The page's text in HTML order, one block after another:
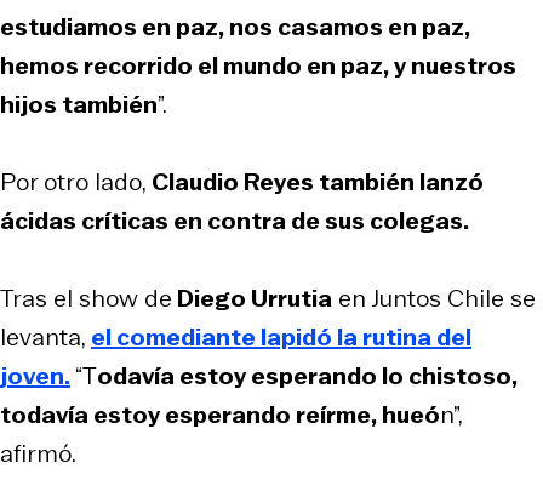
estudiamos en paz, nos casamos en paz,
hemos recorrido el mundo en paz, y nuestros
hijos también”.
Por otro lado, Claudio Reyes también lanzó
ácidas críticas en contra de sus colegas.
Tras el show de Diego Urrutia en Juntos Chile se
levanta, el comediante lapidó la rutina del
joven.“Todavía estoy esperando lo chistoso,
todavía estoy esperando reírme, hueón”,
afirmó.